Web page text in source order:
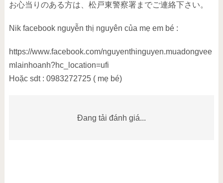
お心当りのある方は、松戸東警察署までご連絡下さい。
Nik facebook nguyễn thị nguyên của mẹ em bé :
https://www.facebook.com/nguyenthinguyen.muadongvee
mlainhoanh?hc_location=ufi
Hoặc sdt : 0983272725 ( mẹ bé)
Đang tải đánh giá...